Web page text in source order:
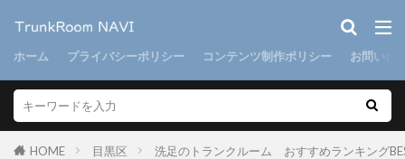
ホーム プライバシーポリシー コンテンツ制作ポリシー お問い合
HOME 目黒区 洗足のトランクルーム おすすめランキング